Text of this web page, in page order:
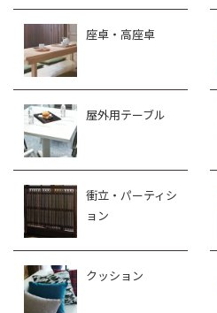
座卓・高座卓
屋外用テーブル
衝立・パーティシ
ョン
クッション